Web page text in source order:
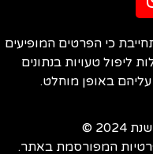
כי הפרטים המופיעים
ליפול טעויות בנתונים
באופן מוחלט.
©
המפורסמת באתר.